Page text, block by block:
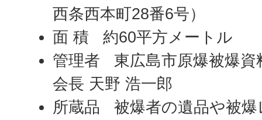
西条西本町28番6号）
面 積 約60平方メートル
管理者 東広島市原爆被爆資
会長 天野 浩一郎
所蔵品 被爆者の遺品や被爆